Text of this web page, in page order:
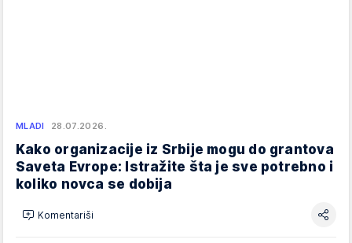
MLADI 28.07.2026.
Kako organizacije iz Srbije mogu do grantova
Saveta Evrope: Istražite šta je sve potrebno i
koliko novca se dobija
Komentariši